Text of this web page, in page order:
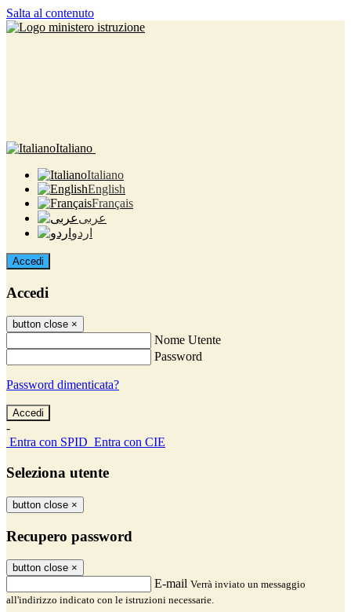
Salta al contenuto
Italiano
Italiano
English
Français
عربى
اردو
Accedi
Accedi
button close ×
Nome Utente
Password
Password dimenticata?
-
Entra con SPID Entra con CIE
Seleziona utente
button close ×
Recupero password
button close ×
E-mail Verrà inviato un messaggio
all'indirizzo indicato con le istruzioni necessarie.